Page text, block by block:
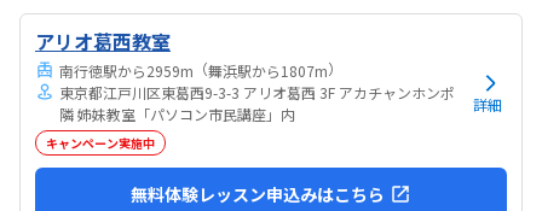
ん特にありません
アリオ葛西教室
南行徳駅から2959m （舞浜駅から1807m）
東京都江戸川区東葛西9-3-3 アリオ葛西 3F アカチャンホンポ
隣 姉妹教室「パソコン市民講座」内
キャンペーン実施中
詳細
無料体験レッスン申込みはこちら